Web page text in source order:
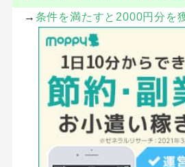
→ 条件を満たすと2000円分を